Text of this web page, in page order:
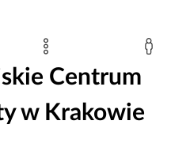
Centrum
w Krakowie